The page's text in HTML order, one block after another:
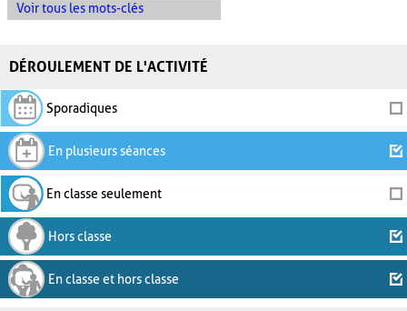
Voir tous les mots-clés
DÉROULEMENT DE L'ACTIVITÉ
Sporadiques
En plusieurs séances
En classe seulement
Hors classe
En classe et hors classe